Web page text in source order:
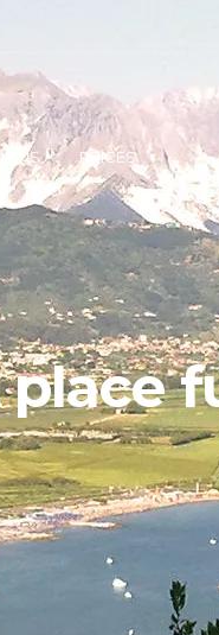
PRICES
place